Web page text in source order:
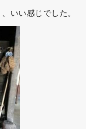
いい感じでした。